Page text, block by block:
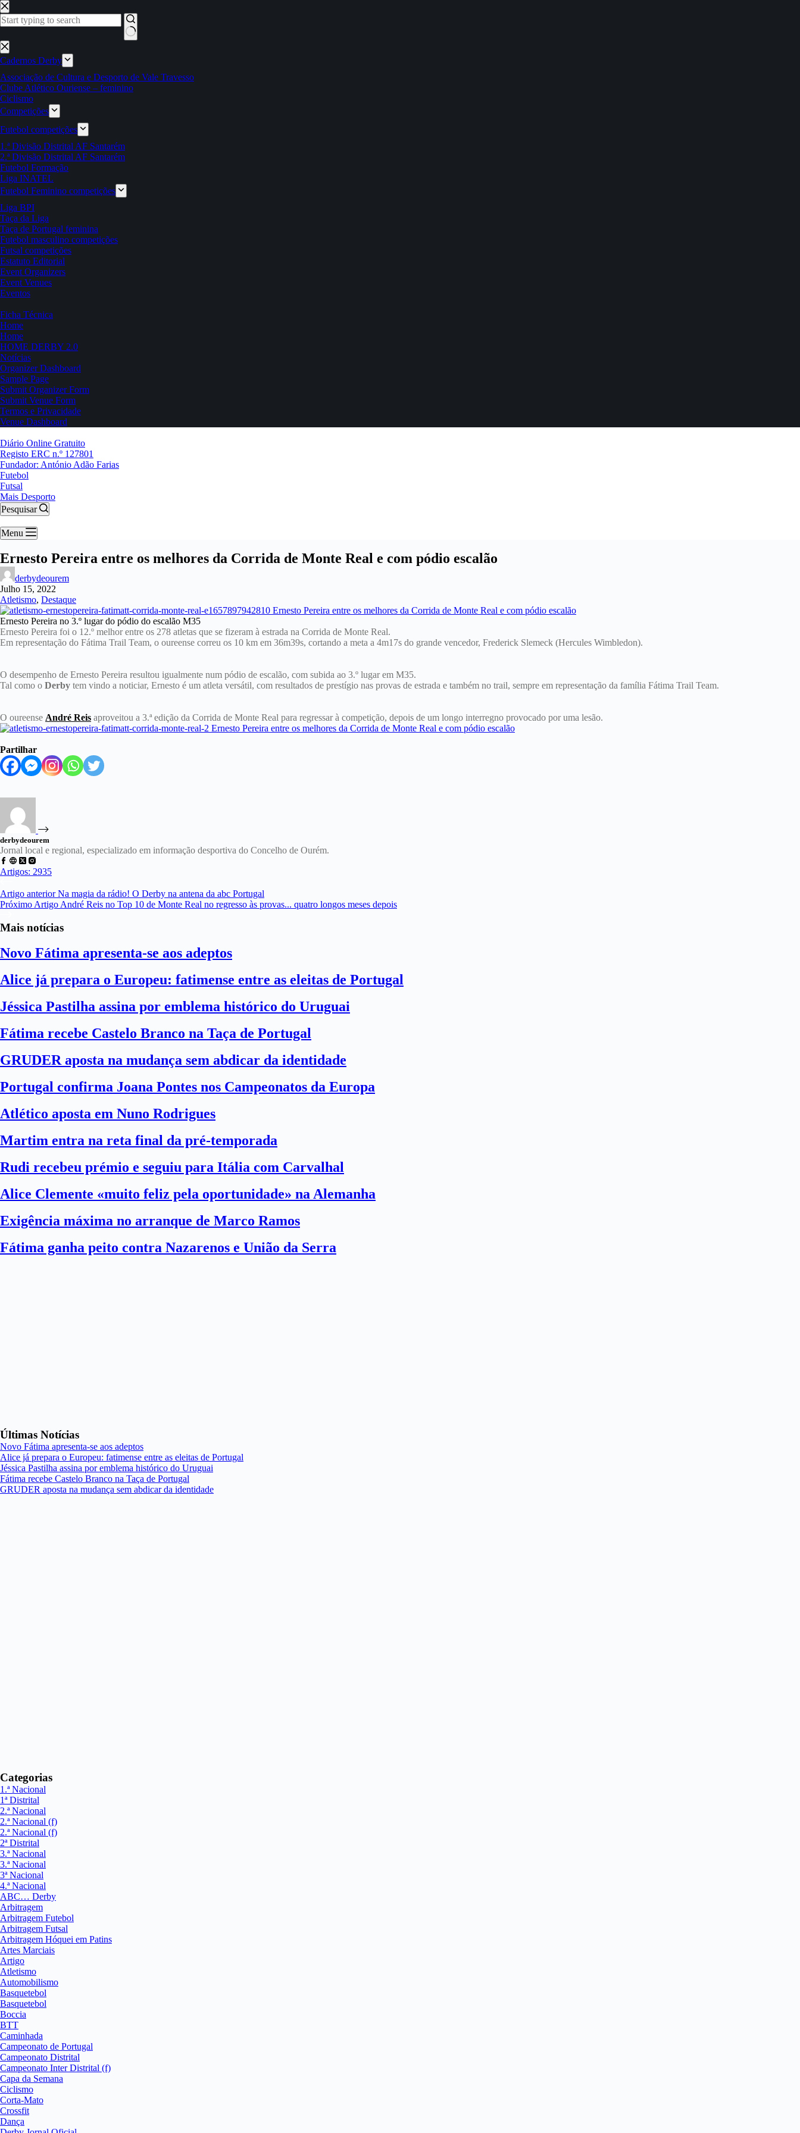
Pular
para
o
Sem
resultados
Cadernos Derby
Associação de Cultura e Desporto de Vale Travesso
Clube Atlético Ouriense – feminino
Ciclismo
Competições
Futebol competições
1.ª Divisão Distrital AF Santarém
2.ª Divisão Distrital AF Santarém
Futebol Formação
Liga INATEL
Futebol Feminino competições
Liga BPI
Taça da Liga
Taça de Portugal feminina
Futebol masculino competições
Futsal competições
Estatuto Editorial
Event Organizers
Event Venues
Eventos
Ficha Técnica
Home
Home
HOME DERBY 2.0
Notícias
Organizer Dashboard
Sample Page
Submit Organizer Form
Submit Venue Form
Termos e Privacidade
Venue Dashboard
Diário Online Gratuito
Registo ERC n.º 127801
Fundador: António Adão Farias
Futebol
Futsal
Mais Desporto
Pesquisar
Menu
Ernesto Pereira entre os melhores da Corrida de Monte Real e com pódio escalão
derbydeourem
Julho 15, 2022
Atletismo, Destaque
Ernesto Pereira no 3.º lugar do pódio do escalão M35
Ernesto Pereira foi o 12.º melhor entre os 278 atletas que se fizeram à estrada na Corrida de Monte Real.
Em representação do Fátima Trail Team, o oureense correu os 10 km em 36m39s, cortando a meta a 4m17s do grande vencedor, Frederick Slemeck (Hercules Wimbledon).
O desempenho de Ernesto Pereira resultou igualmente num pódio de escalão, com subida ao 3.º lugar em M35.
Tal como o Derby tem vindo a noticiar, Ernesto é um atleta versátil, com resultados de prestígio nas provas de estrada e também no trail, sempre em representação da família Fátima Trail Team.
O oureense André Reis aproveitou a 3.ª edição da Corrida de Monte Real para regressar à competição, depois de um longo interregno provocado por uma lesão.
Partilhar
derbydeourem
Jornal local e regional, especializado em informação desportiva do Concelho de Ourém.
Artigos: 2935
Artigo anteriorNa magia da rádio! O Derby na antena da abc Portugal
Próximo Artigo André Reis no Top 10 de Monte Real no regresso às provas... quatro longos meses depois
Mais notícias
Novo Fátima apresenta-se aos adeptos
Alice já prepara o Europeu: fatimense entre as eleitas de Portugal
Jéssica Pastilha assina por emblema histórico do Uruguai
Fátima recebe Castelo Branco na Taça de Portugal
GRUDER aposta na mudança sem abdicar da identidade
Portugal confirma Joana Pontes nos Campeonatos da Europa
Atlético aposta em Nuno Rodrigues
Martim entra na reta final da pré-temporada
Rudi recebeu prémio e seguiu para Itália com Carvalhal
Alice Clemente «muito feliz pela oportunidade» na Alemanha
Exigência máxima no arranque de Marco Ramos
Fátima ganha peito contra Nazarenos e União da Serra
Últimas Notícias
Novo Fátima apresenta-se aos adeptos
Alice já prepara o Europeu: fatimense entre as eleitas de Portugal
Jéssica Pastilha assina por emblema histórico do Uruguai
Fátima recebe Castelo Branco na Taça de Portugal
GRUDER aposta na mudança sem abdicar da identidade
Categorias
1.ª Nacional
1ª Distrital
2.ª Nacional
2.ª Nacional (f)
2.ª Nacional (f)
2ª Distrital
3.ª Nacional
3.ª Nacional
3ª Nacional
4.ª Nacional
ABC… Derby
Arbitragem
Arbitragem Futebol
Arbitragem Futsal
Arbitragem Hóquei em Patins
Artes Marciais
Artigo
Atletismo
Automobilismo
Basquetebol
Basquetebol
Boccia
BTT
Caminhada
Campeonato de Portugal
Campeonato Distrital
Campeonato Inter Distrital (f)
Capa da Semana
Ciclismo
Corta-Mato
Crossfit
Dança